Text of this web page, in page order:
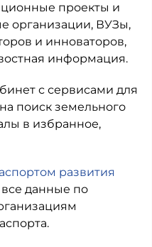
проекты и
организации, ВУЗы,
и инноваторов,
информация.
с сервисами для
поиск земельного
в избранное,
развития
все данные по